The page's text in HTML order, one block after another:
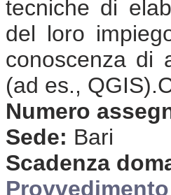
tecniche di
del loro
conoscenza di
(ad es.,
Numero
Sede: Bari
Scadenza